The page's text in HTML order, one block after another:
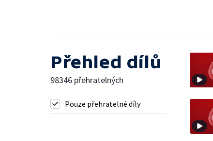
Přehled dílů
98346 přehratelných
Pouze přehratelné díly